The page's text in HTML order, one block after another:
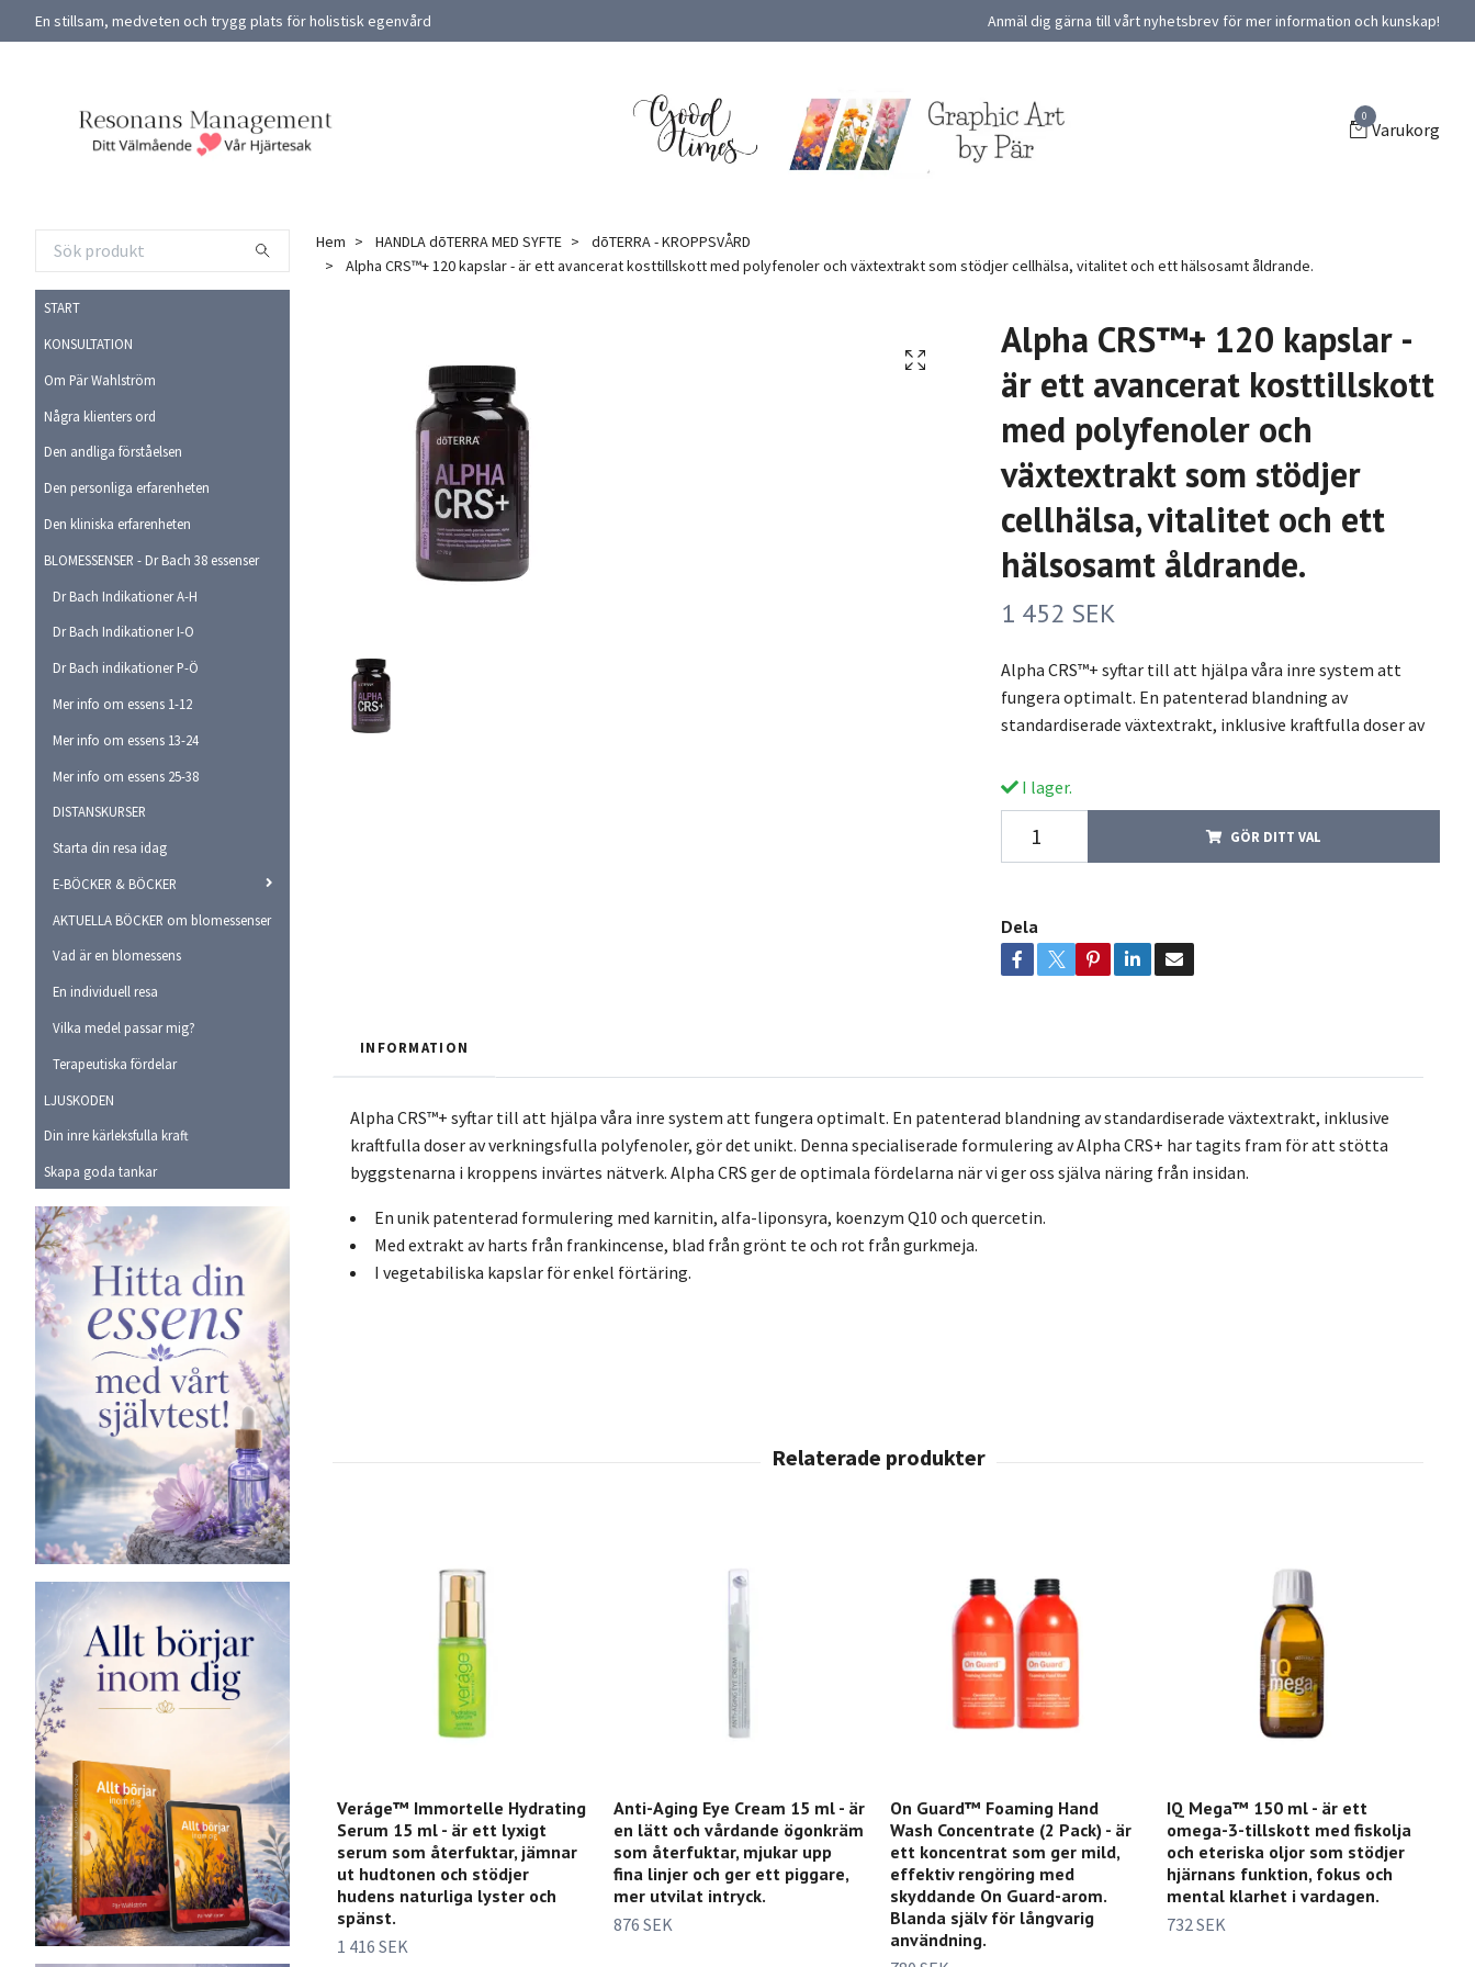
En stillsam, medveten och trygg plats för holistisk egenvård Anmäl dig gärna till vårt nyhetsbrev för mer information och kunskap!
0
Varukorg
START
KONSULTATION
Om Pär Wahlström
Några klienters ord
Den andliga förståelsen
Den personliga erfarenheten
Den kliniska erfarenheten
BLOMESSENSER - Dr Bach 38 essenser
Dr Bach Indikationer A-H
Dr Bach Indikationer I-O
Dr Bach indikationer P-Ö
Mer info om essens 1-12
Mer info om essens 13-24
Mer info om essens 25-38
DISTANSKURSER
Starta din resa idag
E-BÖCKER & BÖCKER
AKTUELLA BÖCKER om blomessenser
Vad är en blomessens
En individuell resa
Vilka medel passar mig?
Terapeutiska fördelar
LJUSKODEN
Din inre kärleksfulla kraft
Skapa goda tankar
Hem HANDLA dōTERRA MED SYFTE
dōTERRA - KROPPSVÅRD
Alpha CRS™+ 120 kapslar - är ett avancerat kosttillskott med polyfenoler och växtextrakt som stödjer cellhälsa, vitalitet och ett hälsosamt åldrande.
Alpha CRS™+ 120 kapslar -
är ett avancerat kosttillskott
med polyfenoler och
växtextrakt som stödjer
cellhälsa, vitalitet och ett
hälsosamt åldrande.
1 452 SEK
Alpha CRS™+ syftar till att hjälpa våra inre system att
fungera optimalt. En patenterad blandning av
standardiserade växtextrakt, inklusive kraftfulla doser av
I lager.
GÖR DITT VAL
Dela
INFORMATION
Alpha CRS™+ syftar till att hjälpa våra inre system att fungera optimalt. En patenterad blandning av standardiserade växtextrakt, inklusive
kraftfulla doser av verkningsfulla polyfenoler, gör det unikt. Denna specialiserade formulering av Alpha CRS+ har tagits fram för att stötta
byggstenarna i kroppens invärtes nätverk. Alpha CRS ger de optimala fördelarna när vi ger oss själva näring från insidan.
En unik patenterad formulering med karnitin, alfa-liponsyra, koenzym Q10 och quercetin.
Med extrakt av harts från frankincense, blad från grönt te och rot från gurkmeja.
I vegetabiliska kapslar för enkel förtäring.
Veráge™ Immortelle Hydrating
Serum 15 ml - är ett lyxigt
serum som återfuktar, jämnar
ut hudtonen och stödjer
hudens naturliga lyster och
spänst.
1 416 SEK
Anti-Aging Eye Cream 15 ml - är
en lätt och vårdande ögonkräm
som återfuktar, mjukar upp
fina linjer och ger ett piggare,
mer utvilat intryck.
876 SEK
On Guard™ Foaming Hand
Wash Concentrate (2 Pack) - är
ett koncentrat som ger mild,
effektiv rengöring med
skyddande On Guard-arom.
Blanda själv för långvarig
användning.
IQ Mega™ 150 ml - är ett
omega-3-tillskott med fiskolja
och eteriska oljor som stödjer
hjärnans funktion, fokus och
mental klarhet i vardagen.
732 SEK